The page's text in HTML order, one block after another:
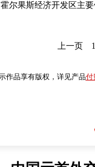
尔果斯经济开发区主
上一页 1
作品享有版权，详见产品付